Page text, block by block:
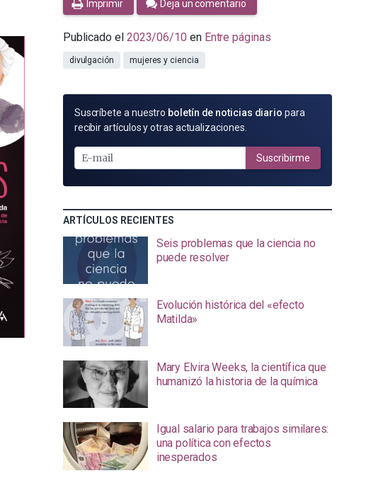
Imprimir Deja un comentario
Publicado el 2023/06/10 en Entre páginas
divulgación mujeres y ciencia
SUSCRÍBETE
POR
MAIL
Suscríbete a nuestro boletín de noticias diario para
recibir artículos y otras actualizaciones.
Suscribirme
ARTÍCULOS RECIENTES
Seis problemas que la ciencia no
puede resolver
Evolución histórica del «efecto
Matilda»
Mary Elvira Weeks, la científica que
humanizó la historia de la química
Igual salario para trabajos similares:
una política con efectos
inesperados